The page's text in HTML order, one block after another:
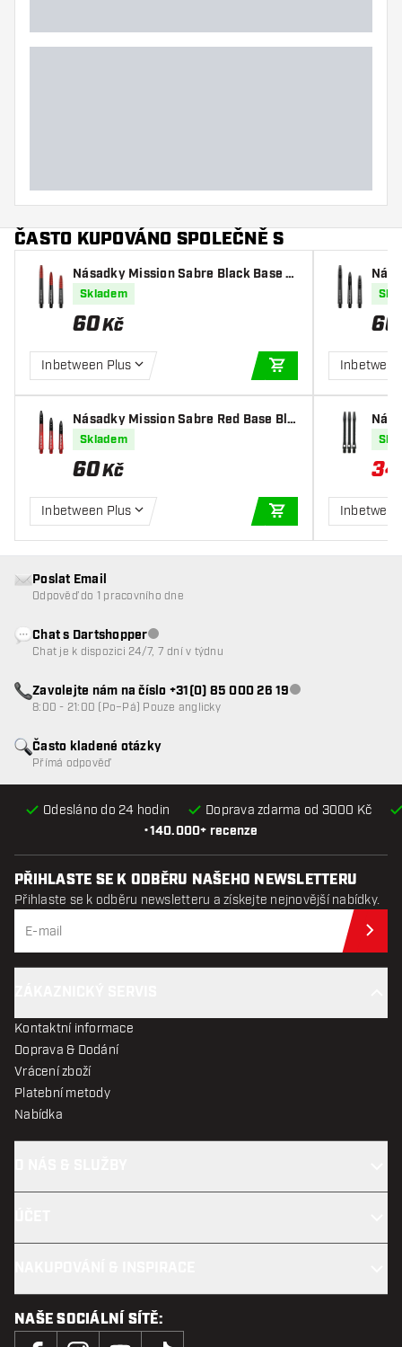
ČASTO KUPOVÁNO SPOLEČNĚ S
Násadky Mission Sabre Black Base R
ed
Skladem
60Kč
Inbetween Plus
PŘIDAT DO KOŠÍKU
Násadky Mission Sabre Red Base Bla
ck
Skladem
60Kč
Inbetween Plus
PŘIDAT DO KOŠÍKU
ack
60
34
Inbetween
•140.000+ recenze
Odesláno do 24 hodin Doprava zdarma od 3000 Kč
Často kladené otázky
Přímá odpověď
Poslat Email
Odpověď do 1 pracovního dne
Chat s DartshopperZákaznický servis nedostupný
Chat je k dispozici 24/7, 7 dní v týdnu
Zavolejte nám na číslo +31(0) 85 000 26 19Zákaznický servis
8:00 - 21:00 (Po–Pá) Pouze anglicky
PŘIHLASTE SE K ODBĚRU NAŠEHO NEWSLETTERU
Přihlaste se k odběru newsletteru a získejte nejnovější nabídky.
Kontaktní informace
Doprava & Dodání
Vrácení zboží
Platební metody
Nabídka
NAŠE SOCIÁLNÍ SÍTĚ: